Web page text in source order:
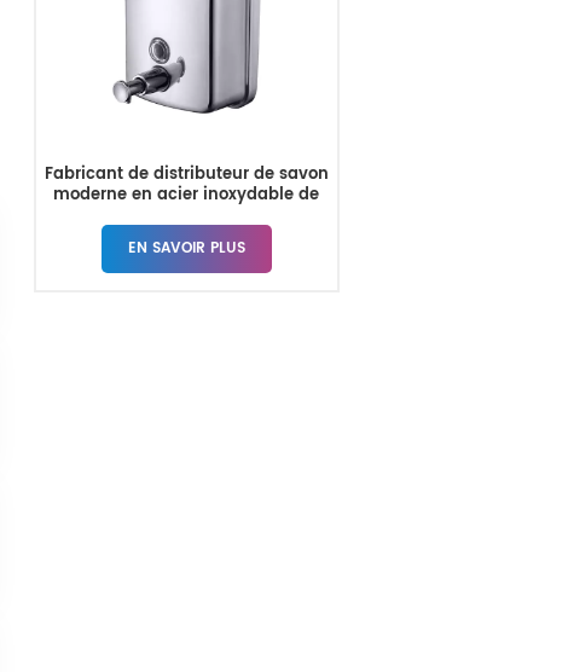
Fabricant de distributeur de savon
moderne en acier inoxydable de
EN SAVOIR PLUS